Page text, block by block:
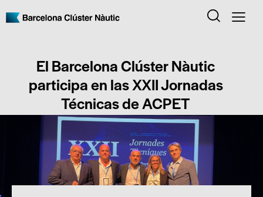
El Barcelona Clúster Nàutic
participa en las XXII Jornadas
Técnicas de ACPET